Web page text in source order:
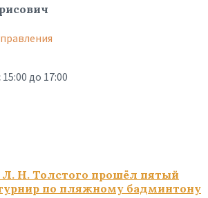
до 17:00
Л. Н. Толстого прошёл пятый
по пляжному бадминтону